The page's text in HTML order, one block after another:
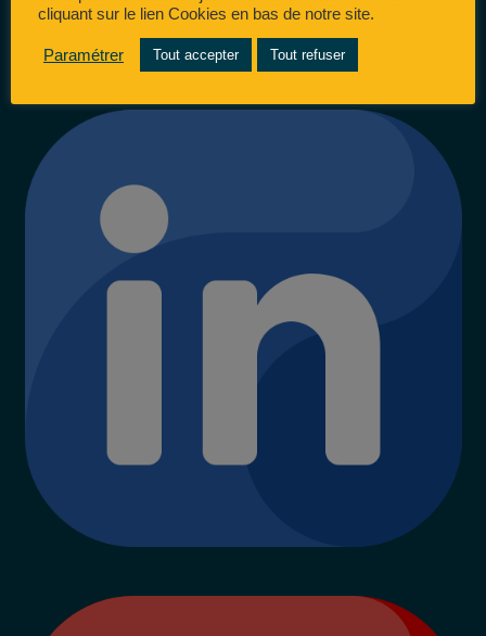
cliquant sur le lien Cookies en bas de notre site.
Paramétrer Tout accepter Tout refuser